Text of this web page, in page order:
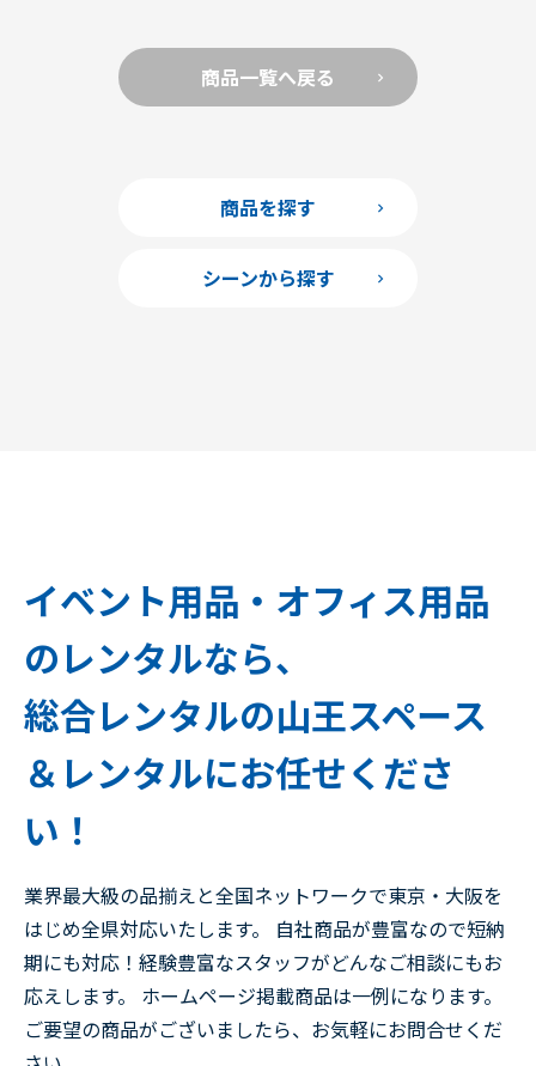
商品一覧へ戻る
商品を探す
シーンから探す
イベント用品・オフィス用品
のレンタルなら、
総合レンタルの山王スペース
＆レンタルにお任せくださ
い！
業界最大級の品揃えと全国ネットワークで東京・大阪を
はじめ全県対応いたします。 自社商品が豊富なので短納
期にも対応！経験豊富なスタッフがどんなご相談にもお
応えします。 ホームページ掲載商品は一例になります。
ご要望の商品がございましたら、お気軽にお問合せくだ